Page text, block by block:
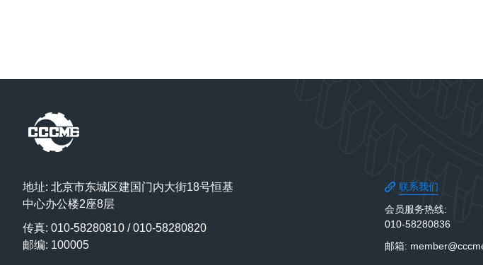
地址: 北京市东城区建国门内大街18号恒基
中心办公楼2座8层
传真: 010-58280810 / 010-58280820
邮编: 100005
联系我们
会员服务热线:
010-58280836
邮箱: